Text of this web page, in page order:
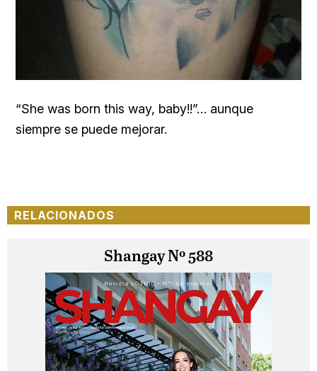
“She was born this way, baby!!”… aunque
siempre se puede mejorar.
RELACIONADOS
Shangay Nº 588